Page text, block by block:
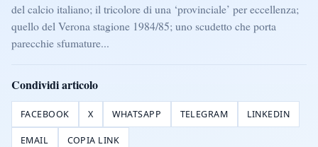
del calcio italiano; il tricolore di una ‘provinciale’ per eccellenza;
quello del Verona stagione 1984/85; uno scudetto che porta
parecchie sfumature...
Condividi articolo
FACEBOOK X WHATSAPP TELEGRAM LINKEDIN
EMAIL COPIA LINK